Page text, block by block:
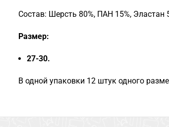
Состав: Шерсть 80%, ПАН 15%, Эластан
Размер:
27-30.
В одной упаковки 12 штук одного